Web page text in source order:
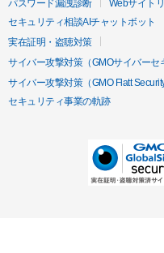
パスワード漏洩診断
Webサイト
セキュリティ相談AIチャットボット
実在証明・盗聴対策
サイバー攻撃対策（GMOサイバーセ
サイバー攻撃対策（GMO Flatt Security
セキュリティ事業の軌跡